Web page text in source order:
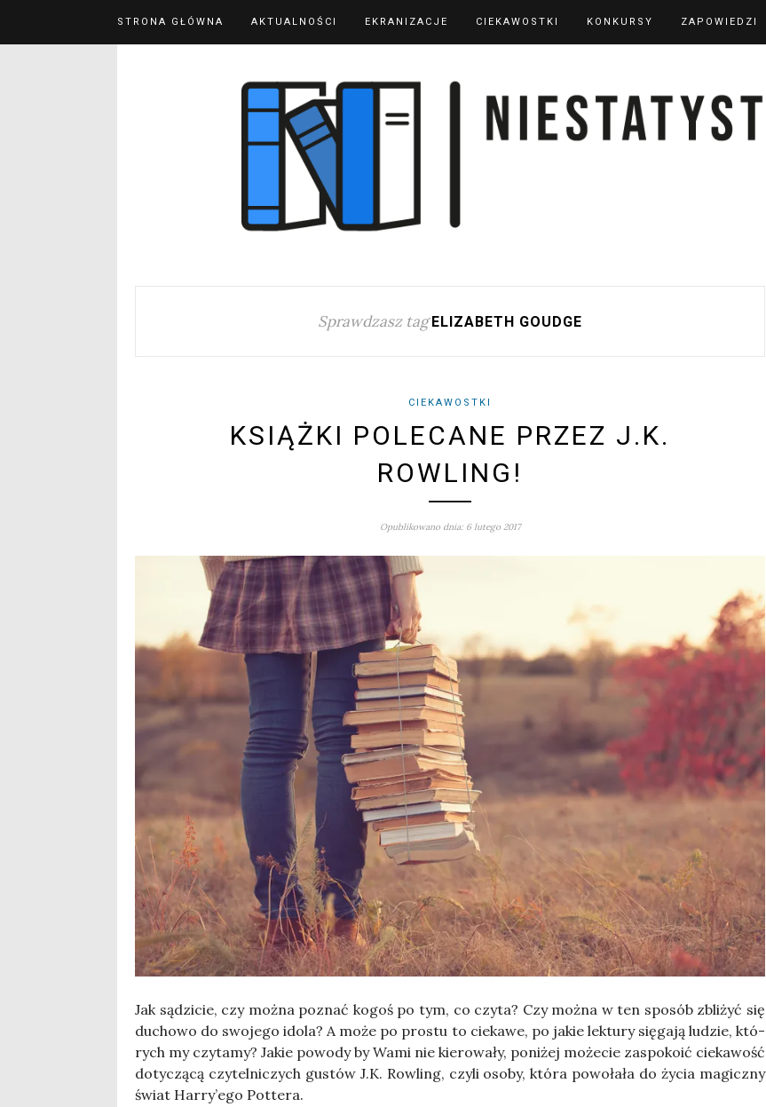
STRONA GŁÓWNA AKTUALNOŚCI EKRANIZACJE CIEKAWOSTKI KONKURSY ZAPOWIEDZI
Sprawdzasz tag ELIZABETH GOUDGE
CIEKAWOSTKI
KSIĄŻKI POLECANE PRZEZ J.K.
ROWLING!
Opublikowano dnia: 6 lutego 2017
Jak sądzi­cie, czy moż­na poznać kogoś po tym, co czy­ta? Czy moż­na w ten spo­sób zbli­żyć się
ducho­wo do swo­je­go ido­la? A może po pro­stu to cie­ka­we, po jakie lek­tu­ry się­ga­ją ludzie, któ­
rych my czy­ta­my? Jakie powo­dy by Wami nie kie­ro­wa­ły, poni­żej może­cie zaspo­ko­ić cie­ka­wość
doty­czą­cą czy­tel­ni­czych gustów J.K. Row­ling, czy­li oso­by, któ­ra powo­ła­ła do życia magicz­ny
świat Har­ry­’e­go Pottera.